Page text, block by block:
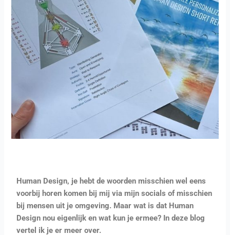
Human Design, je hebt de woorden misschien wel eens
voorbij horen komen bij mij via mijn socials of misschien
bij mensen uit je omgeving. Maar wat is dat Human
Design nou eigenlijk en wat kun je ermee? In deze blog
vertel ik je er meer over.